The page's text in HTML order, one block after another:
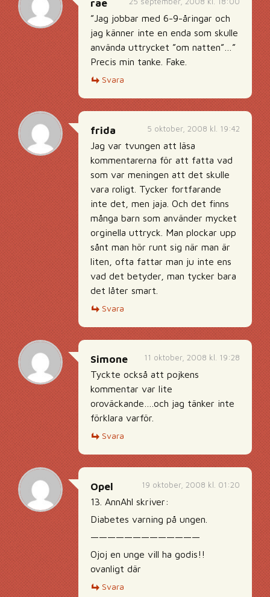
rae
”Jag jobbar med 6-9-åringar och
jag känner inte en enda som skulle
använda uttrycket ”om natten”…”
Precis min tanke. Fake.
Svara
5 oktober, 2008 kl. 19:42
frida
Jag var tvungen att läsa
kommentarerna för att fatta vad
som var meningen att det skulle
vara roligt. Tycker fortfarande
inte det, men jaja. Och det finns
många barn som använder mycket
orginella uttryck. Man plockar upp
sånt man hör runt sig när man är
liten, ofta fattar man ju inte ens
vad det betyder, man tycker bara
det låter smart.
Svara
11 oktober, 2008 kl. 19:28
Simone
Tyckte också att pojkens
kommentar var lite
oroväckande….och jag tänker inte
förklara varför.
Svara
19 oktober, 2008 kl. 01:20
Opel
13. AnnAhl skriver:
Diabetes varning på ungen.
—————————————
Ojoj en unge vill ha godis!!
ovanligt där
Svara